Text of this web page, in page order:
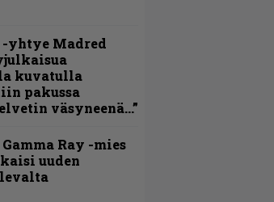
-yhtye Madred
kuvatulla
pakussa
väsyneenä…”
Ray -mies
uuden